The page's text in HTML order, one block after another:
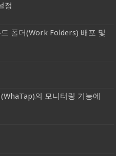
정
폴더(Work Folders) 배포 및
의 모니터링 기능에